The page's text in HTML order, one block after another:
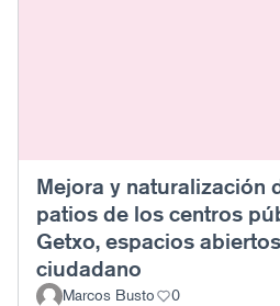
Mejora y naturalización
patios de los centros
Getxo, espacios
ciudadano
Marcos Busto 0